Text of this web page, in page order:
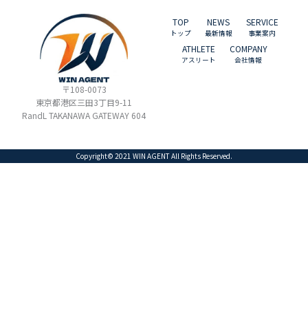
3. 個人情報の利用目的
当社によるスポキャス事業において、個人情報を収
集・利用する目的は、以下のとおりです。
キャスティング業務
イベント業務
採用応募者の選考業務
〒108-0073
東京都港区三田3丁目9-11
RandL TAKANAWA GATEWAY 604
TOP
トップ
NEWS
最新情報
SERVICE
事業案内
ATHLETE
アスリート
COMPANY
会社情報
Copyright© 2021 WIN AGENT All Rights Reserved.